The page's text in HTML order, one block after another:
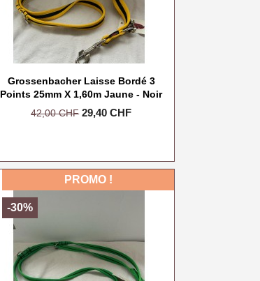
Grossenbacher Laisse Bordé 3
Points 25mm X 1,60m Jaune - Noir
Prix
42,00 CHF Prix
29,40 CHF
PROMO !
-30%